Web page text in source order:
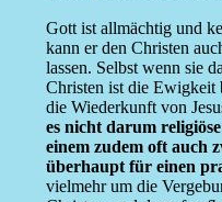
Gott ist allmächtig und
kann er den Christen
lassen. Selbst wenn sie
Christen ist die Ewigkeit
die Wiederkunft von
es nicht darum
einem zudem oft auch
überhaupt für einen
vielmehr um die